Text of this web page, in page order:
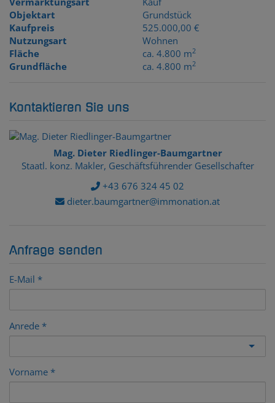
Objektart
Grundstück
Kaufpreis
525.000,00 €
Nutzungsart
Wohnen
Fläche
ca. 4.800 m2
Grundfläche ca. 4.800 m2
Kontaktieren Sie uns
Mag. Dieter Riedlinger-Baumgartner
Staatl. konz. Makler, Geschäftsführender Gesellschafter
+43 676 324 45 02
dieter.baumgartner@immonation.at
Anfrage senden
E-Mail
Anrede
Vorname